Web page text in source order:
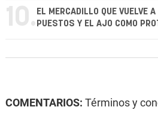
10. EL MERCADILLO QUE VUELVE
PUESTOS Y EL AJO COMO
COMENTARIOS: Términos y